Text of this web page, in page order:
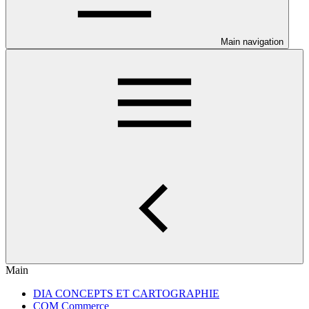
Main navigation
Main
DIA CONCEPTS ET CARTOGRAPHIE
COM Commerce